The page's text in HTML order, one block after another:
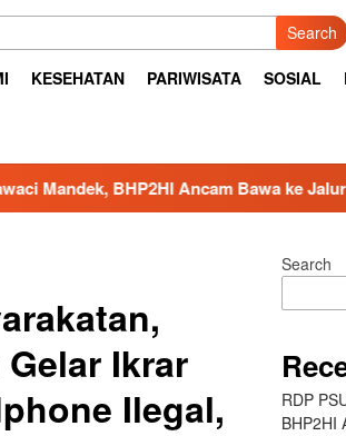
Search
KESEHATAN PARIWISATA SOSIAL
Bawa ke Jalur Hukum Kemnaker
Ikrar
Ilegal,
Search
RDP
BHP2HI